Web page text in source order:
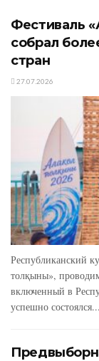
Фестиваль
собрал
стран
27.07.2026
Республиканский
толқыны»,
включенный в
успешно состоялся...